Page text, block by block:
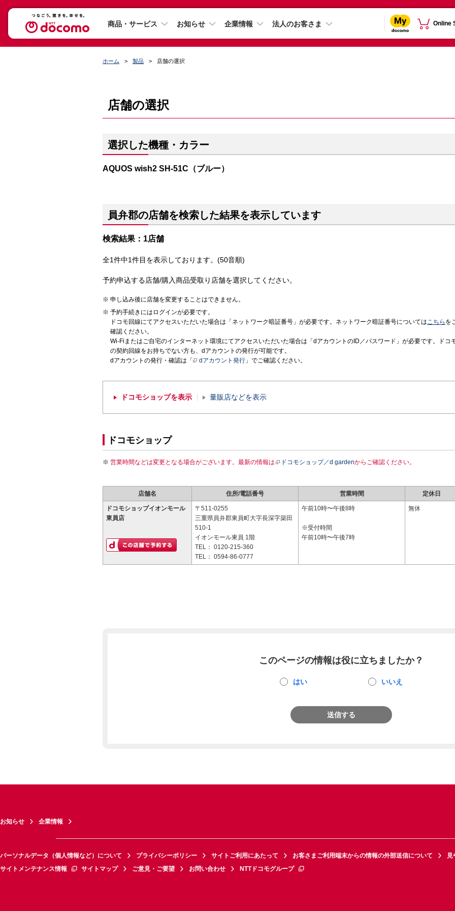
商品・サービス お知らせ 企業情報 法人のお客さま Online
ホーム 製品 店舗の選択
店舗の選択
選択した機種・カラー
AQUOS wish2 SH-51C（ブルー）
員弁郡の店舗を検索した結果を表示しています
検索結果：1店舗
全1件中1件目を表示しております。(50音順)
予約申込する店舗/購入商品受取り店舗を選択してください。
申し込み後に店舗を変更することはできません。
予約手続きにはログインが必要です。
ドコモ回線にてアクセスいただいた場合は「ネットワーク暗証番号」が必要です。ネットワーク暗証番号についてはこちら を
確認ください。
Wi-Fiまたはご自宅のインターネット環境にてアクセスいただいた場合は「dアカウントのID／パスワード」が必要です。ドコ
の契約回線をお持ちでない方も、dアカウントの発行が可能です。
dアカウントの発行・確認は「
dアカウント発行 」でご確認ください。
ドコモショップを表示 量販店などを表示
ドコモショップ
営業時間などは変更となる場合がございます。最新の情報は ドコモショップ／d gardenからご確認ください。
店舗名 住所/電話番号 営業時間 定休日
ドコモショップイオンモール
東員店
〒511-0255
三重県員弁郡東員町大字長深字築田
510-1
イオンモール東員 1階
TEL： 0120-215-360
TEL： 0594-86-0777
午前10時〜午後8時
※受付時間
午前10時〜午後7時
無休
このページの情報は役に立ちましたか？
はい いいえ
送信する
お知らせ 企業情報
パーソナルデータ（個人情報など）について プライバシーポリシー サイトご利用にあたって お客さまご利用端末からの情報の外部送信について
見
サイトメンテナンス情報
サイトマップ ご意見・ご要望 お問い合わせ NTTドコモグループ